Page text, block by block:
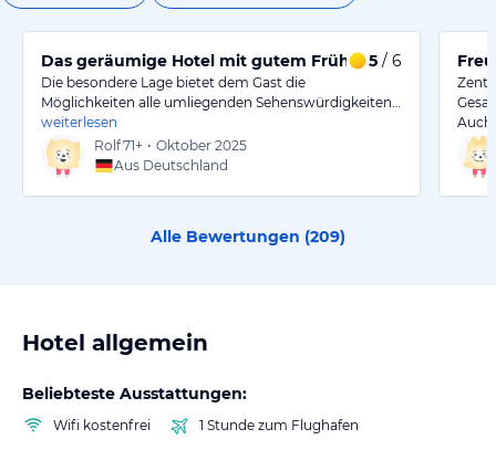
Das geräumige Hotel mit gutem Frühstück in zentraler
5 / 6
Die besondere Lage bietet dem Gast die
Möglichkeiten alle umliegenden Sehenswürdigkeiten…
weiterlesen
Rolf71+ • Oktober 2025
Aus Deutschland
Auch
Alle Bewertungen (209)
Hotel allgemein
Beliebteste Ausstattungen:
Wifi kostenfrei 1 Stunde zum Flughafen